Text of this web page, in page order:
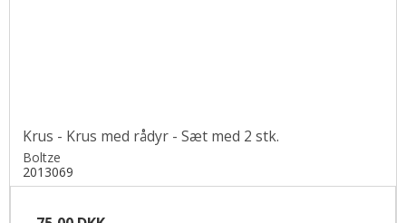
Krus - Krus med rådyr - Sæt med 2 stk.
Boltze
2013069